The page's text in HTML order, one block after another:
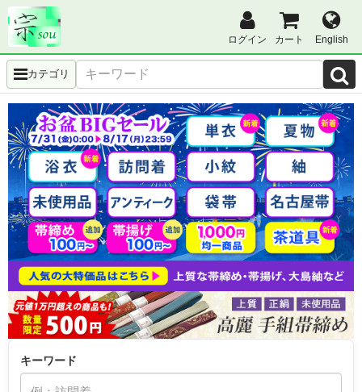
ログイン カート English
カテゴリ
キーワード